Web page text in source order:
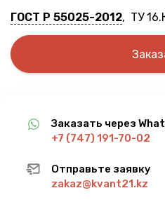
ГОСТ Р 55025-2012, ТУ
Заказать через
+7 (747) 191-70-02
Отправьте заявку
zakaz@kvant21.kz